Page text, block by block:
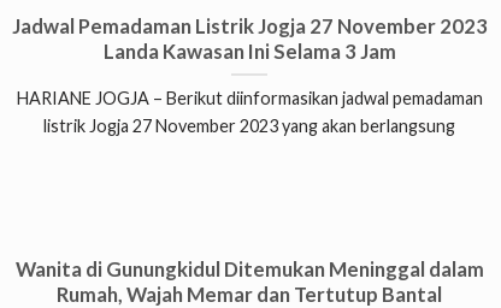
Jadwal Pemadaman Listrik Jogja 27 November 2023
Landa Kawasan Ini Selama 3 Jam
HARIANE JOGJA – Berikut diinformasikan jadwal pemadaman
listrik Jogja 27 November 2023 yang akan berlangsung
Wanita di Gunungkidul Ditemukan Meninggal dalam
Rumah, Wajah Memar dan Tertutup Bantal